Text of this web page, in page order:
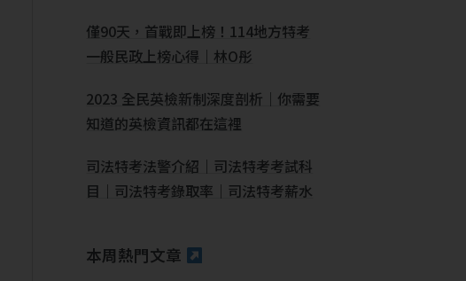
僅90天，首戰即上榜！114地方特考
一般民政上榜心得｜林O彤
2023 全民英檢新制深度剖析｜你需要
知道的英檢資訊都在這裡
司法特考法警介紹｜司法特考考試科
目｜司法特考錄取率｜司法特考薪水
本周熱門文章